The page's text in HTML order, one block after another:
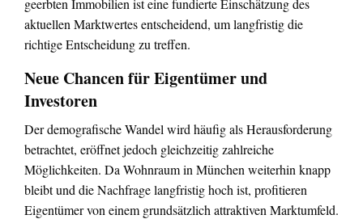
aktuellen Marktwertes entscheidend, um langfristig die
richtige Entscheidung zu treffen.
Neue Chancen für Eigentümer und
Investoren
Der demografische Wandel wird häufig als Herausforderung
betrachtet, eröffnet jedoch gleichzeitig zahlreiche
Möglichkeiten. Da Wohnraum in München weiterhin knapp
bleibt und die Nachfrage langfristig hoch ist, profitieren
Eigentümer von einem grundsätzlich attraktiven Marktumfeld.